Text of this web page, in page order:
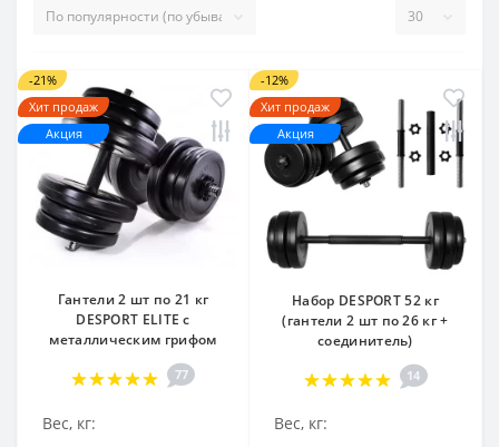
-21%
Хит продаж
Акция
Гантели 2 шт по 21 кг
DESPORT ELITE с
металлическим грифом
77
Вес, кг:
-12%
Хит продаж
Акция
Набор DESPORT 52 кг
(гантели 2 шт по 26 кг +
соединитель)
14
Вес, кг: